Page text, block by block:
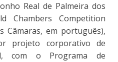
Real de Palmeira dos
Chambers Competition
Câmaras, em português),
projeto corporativo de
com o Programa de